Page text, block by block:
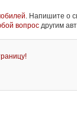
. Напишите о
вопрос другим